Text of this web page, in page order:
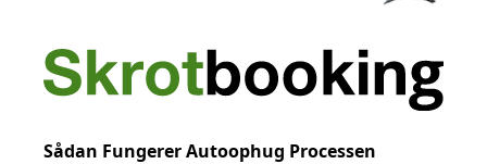
Sådan Fungerer Autoophug Processen